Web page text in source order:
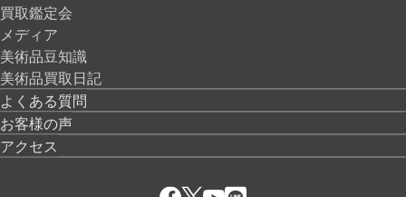
買取鑑定会
メディア
美術品豆知識
美術品買取日記
よくある質問
お客様の声
アクセス